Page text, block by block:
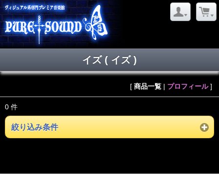
イズ ( イズ )
[ 商品一覧 | プロフィール]
0 件
絞り込み条件